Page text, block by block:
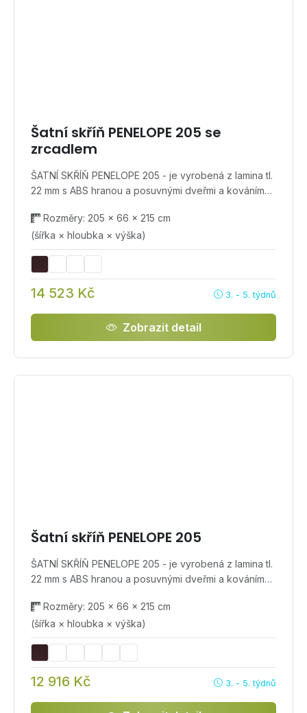
Šatní skříň PENELOPE 205 se
zrcadlem
ŠATNÍ SKŘÍŇ PENELOPE 205 - je vyrobená z lamina tl.
22 mm s ABS hranou a posuvnými dveřmi a kováním…
Rozměry: 205 × 66 × 215 cm
(šířka × hloubka × výška)
14 523 Kč 3. - 5. týdnů
Zobrazit detail
Šatní skříň PENELOPE 205
ŠATNÍ SKŘÍŇ PENELOPE 205 - je vyrobená z lamina tl.
22 mm s ABS hranou a posuvnými dveřmi a kováním…
Rozměry: 205 × 66 × 215 cm
(šířka × hloubka × výška)
12 916 Kč 3. - 5. týdnů